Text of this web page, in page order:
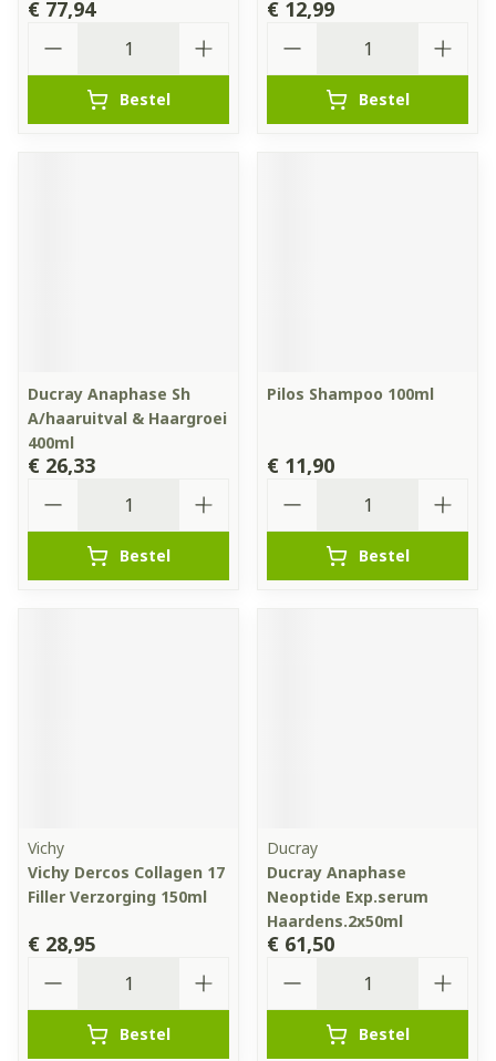
€ 77,94
Bestel
€ 12,99
Bestel
Ducray Anaphase Sh
A/haaruitval & Haargroei
400ml
€ 26,33
Bestel
Pilos Shampoo 100ml
€ 11,90
Bestel
Vichy
Vichy Dercos Collagen 17
Filler Verzorging 150ml
€ 28,95
Bestel
Ducray
Ducray Anaphase
Neoptide Exp.serum
Haardens.2x50ml
€ 61,50
Bestel